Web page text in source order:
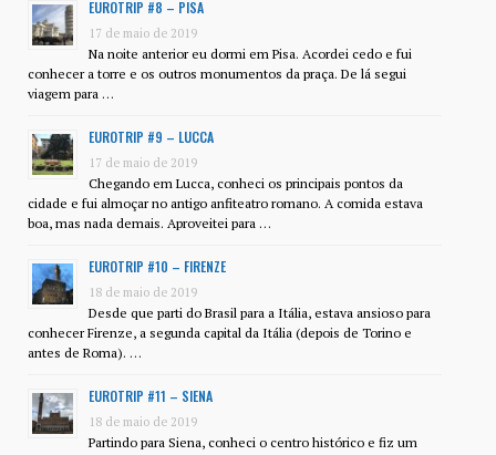
EUROTRIP #8 – PISA
17 de maio de 2019
Na noite anterior eu dormi em Pisa. Acordei cedo e fui
conhecer a torre e os outros monumentos da praça. De lá segui
viagem para …
EUROTRIP #9 – LUCCA
17 de maio de 2019
Chegando em Lucca, conheci os principais pontos da
cidade e fui almoçar no antigo anfiteatro romano. A comida estava
boa, mas nada demais. Aproveitei para …
EUROTRIP #10 – FIRENZE
18 de maio de 2019
Desde que parti do Brasil para a Itália, estava ansioso para
conhecer Firenze, a segunda capital da Itália (depois de Torino e
antes de Roma). …
EUROTRIP #11 – SIENA
18 de maio de 2019
Partindo para Siena, conheci o centro histórico e fiz um